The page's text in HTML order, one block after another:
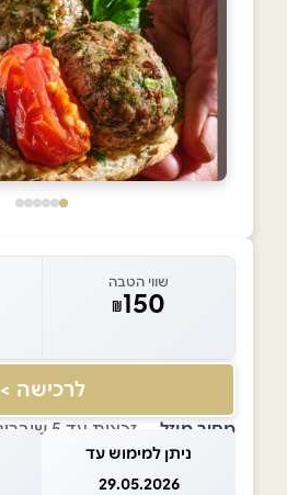
שווי הטבה
₪150
לרכישה >
מחיר מוזל — זכאות עד 5 שוברים לחודש קלנדרי
ניתן למימוש עד
29.05.2026